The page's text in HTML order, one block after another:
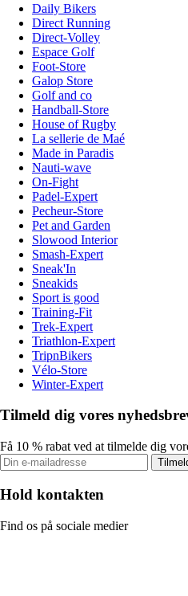
Daily Bikers
Direct Running
Direct-Volley
Espace Golf
Foot-Store
Galop Store
Golf and co
Handball-Store
House of Rugby
La sellerie de Maé
Made in Paradis
Nauti-wave
On-Fight
Padel-Expert
Pecheur-Store
Pet and Garden
Slowood Interior
Smash-Expert
Sneak'In
Sneakids
Sport is good
Training-Fit
Trek-Expert
Triathlon-Expert
TripnBikers
Vélo-Store
Winter-Expert
Tilmeld dig vores
Få 10 % rabat ved at tilmelde dig
Hold kontakten
Find os på sociale medier